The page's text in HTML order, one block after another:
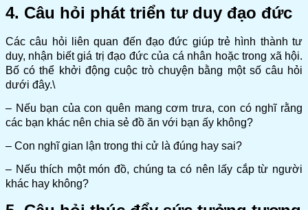
4. Câu hỏi phát triển tư duy đạo đức
Các câu hỏi liên quan đến đạo đức giúp trẻ hình thành tư
duy, nhận biết giá trị đạo đức của cá nhân hoặc trong xã hội.
Bố có thể khởi động cuộc trò chuyện bằng một số câu hỏi
dưới đây.\
– Nếu bạn của con quên mang cơm trưa, con có nghĩ rằng
các bạn khác nên chia sẻ đồ ăn với bạn ấy không?
– Con nghĩ gian lận trong thi cử là đúng hay sai?
– Nếu thích một món đồ, chúng ta có nên lấy cắp từ người
khác hay không?